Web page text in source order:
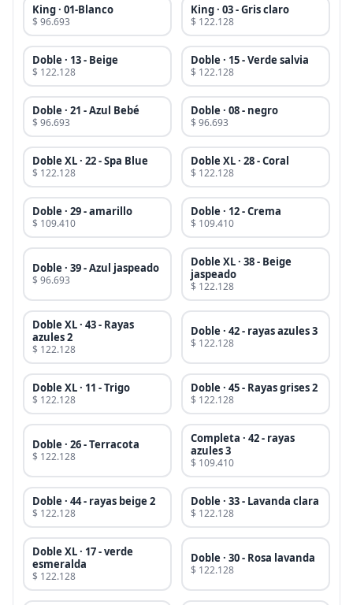
King · 01-Blanco
$ 96.693
King · 03 - Gris claro
$ 122.128
Doble · 13 - Beige
$ 122.128
Doble · 15 - Verde salvia
$ 122.128
Doble · 21 - Azul Bebé
$ 96.693
Doble · 08 - negro
$ 96.693
Doble XL · 22 - Spa Blue
$ 122.128
Doble XL · 28 - Coral
$ 122.128
Doble · 29 - amarillo
$ 109.410
Doble · 12 - Crema
$ 109.410
Doble · 39 - Azul jaspeado
$ 96.693
Doble XL · 38 - Beige
jaspeado
$ 122.128
Doble XL · 43 - Rayas
azules 2
$ 122.128
Doble · 42 - rayas azules 3
$ 122.128
Doble XL · 11 - Trigo
$ 122.128
Doble · 45 - Rayas grises 2
$ 122.128
Doble · 26 - Terracota
$ 122.128
Completa · 42 - rayas
azules 3
$ 109.410
Doble · 44 - rayas beige 2
$ 122.128
Doble · 33 - Lavanda clara
$ 122.128
Doble XL · 17 - verde
esmeralda
$ 122.128
Doble · 30 - Rosa lavanda
$ 122.128